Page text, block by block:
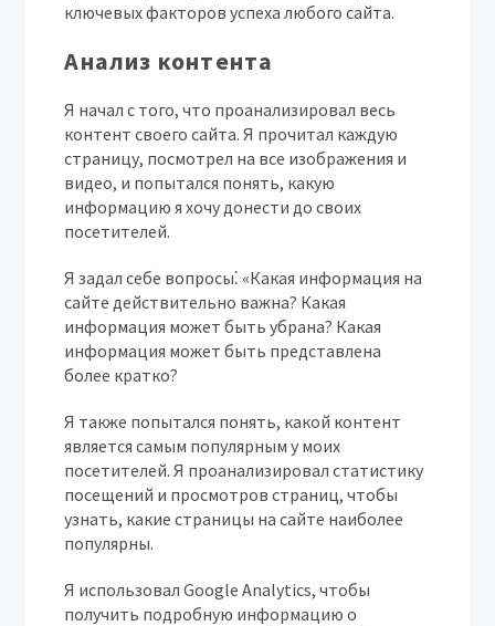
ключевых факторов успеха любого сайта.
Анализ контента
Я начал с того, что проанализировал весь
контент своего сайта. Я прочитал каждую
страницу, посмотрел на все изображения и
видео, и попытался понять, какую
информацию я хочу донести до своих
посетителей.
Я задал себе вопросы⁚ «Какая информация на
сайте действительно важна? Какая
информация может быть убрана? Какая
информация может быть представлена
более кратко?
Я также попытался понять, какой контент
является самым популярным у моих
посетителей. Я проанализировал статистику
посещений и просмотров страниц, чтобы
узнать, какие страницы на сайте наиболее
популярны.
Я использовал Google Analytics, чтобы
получить подробную информацию о